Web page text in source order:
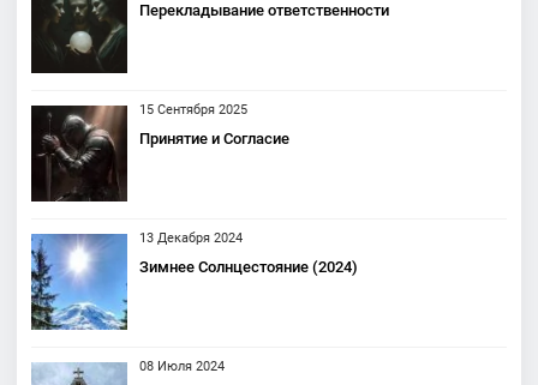
Перекладывание ответственности
15 Сентября 2025
Принятие и Согласие
13 Декабря 2024
Зимнее Солнцестояние (2024)
08 Июля 2024